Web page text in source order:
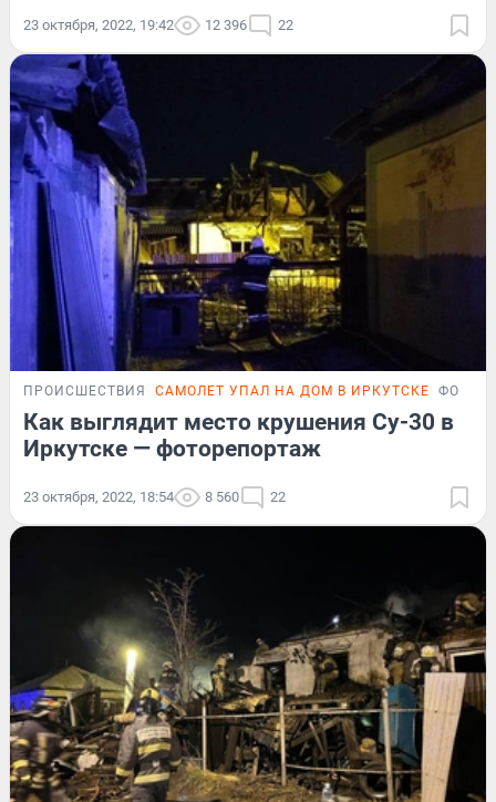
23 октября, 2022, 19:42 12 396 22
ПРОИСШЕСТВИЯ САМОЛЕТ УПАЛ НА ДОМ В ИРКУТСКЕ
Как выглядит место крушения Су-30 в
Иркутске — фоторепортаж
23 октября, 2022, 18:54 8 560 22